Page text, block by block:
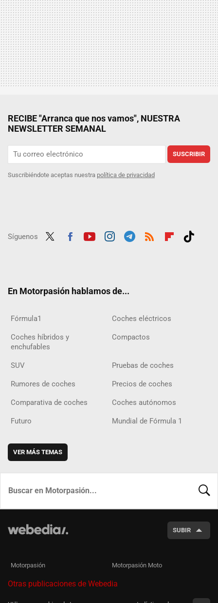
RECIBE "Arranca que nos vamos", NUESTRA
NEWSLETTER SEMANAL
SUSCRIBIR
Suscribiéndote aceptas nuestra política de privacidad
Síguenos
En Motorpasión hablamos de...
Fórmula1 Coches eléctricos
Coches híbridos y
enchufables
Compactos
SUV Pruebas de coches
Rumores de coches Precios de coches
Comparativa de coches Coches autónomos
Futuro Mundial de Fórmula 1
VER MÁS TEMAS
SUBIR
Motorpasión Motorpasión Moto
Otras publicaciones de Webedia